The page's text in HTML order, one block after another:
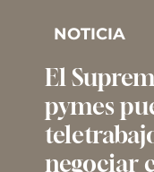
NOTICIA
El
pymes
negociar